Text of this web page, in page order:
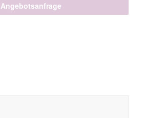
Angebotsanfrage